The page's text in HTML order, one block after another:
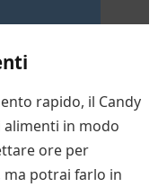
rapido, il Candy
alimenti in modo
ore per
ma potrai farlo in